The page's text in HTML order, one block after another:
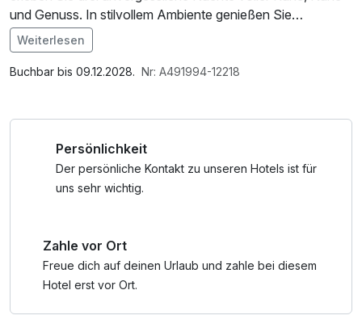
und Genuss. In stilvollem Ambiente genießen Sie
gemeinsame Zeit, ohne Termine, ohne Eile – dafür mit
umso mehr Gefühl.
Spaziergang lädt unsere Sauna zum Abschalten und
Durchatmen ein. Wärme, Ruhe und Entspannung schaffen
den perfekten Rahmen für Ihren romantischen Kurzurlaub.
3 Übernachtungen in komfortabler Wohlfühlatmosphäre
Tägliches Frühstück für einen genussvollen Start in den
Im Angebot enthalten
Parkplatz, W-LAN Nutzung / Internetnutzung
Weiterlesen
Buchbar bis 09.12.2028. Nr: A491994-12218
Persönlichkeit
Der persönliche Kontakt zu unseren Hotels ist für
uns sehr wichtig.
Zahle vor Ort
Freue dich auf deinen Urlaub und zahle bei diesem
Hotel erst vor Ort.